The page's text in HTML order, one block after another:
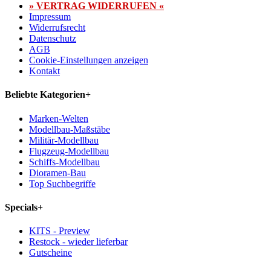
» VERTRAG WIDERRUFEN «
Impressum
Widerrufsrecht
Datenschutz
AGB
Cookie-Einstellungen anzeigen
Kontakt
Beliebte Kategorien+
Marken-Welten
Modellbau-Maßstäbe
Militär-Modellbau
Flugzeug-Modellbau
Schiffs-Modellbau
Dioramen-Bau
Top Suchbegriffe
Specials+
KITS - Preview
Restock - wieder lieferbar
Gutscheine